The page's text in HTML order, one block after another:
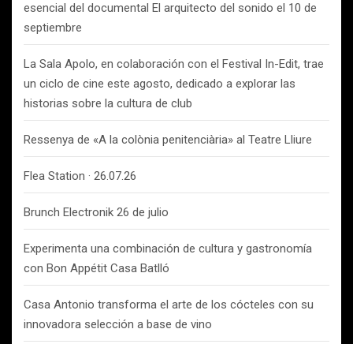
esencial del documental El arquitecto del sonido el 10 de
septiembre
La Sala Apolo, en colaboración con el Festival In-Edit, trae
un ciclo de cine este agosto, dedicado a explorar las
historias sobre la cultura de club
Ressenya de «A la colònia penitenciària» al Teatre Lliure
Flea Station · 26.07.26
Brunch Electronik 26 de julio
Experimenta una combinación de cultura y gastronomía
con Bon Appétit Casa Batlló
Casa Antonio transforma el arte de los cócteles con su
innovadora selección a base de vino